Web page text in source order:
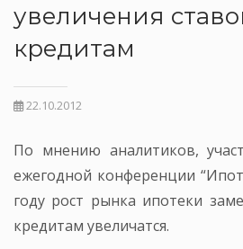
увеличения
кредитам
22.10.2012
По мнению аналитиков,
ежегодной конференции
году рост рынка ипотеки
кредитам увеличатся.